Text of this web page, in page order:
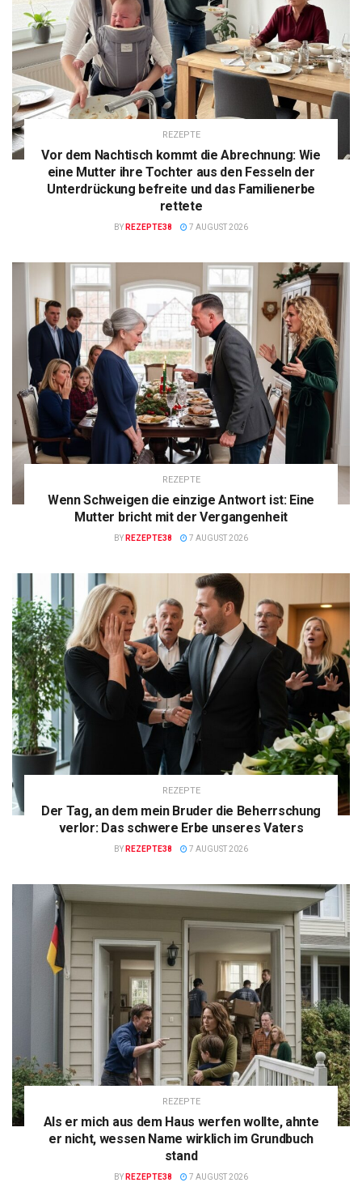
REZEPTE
Vor dem Nachtisch kommt die Abrechnung: Wie
eine Mutter ihre Tochter aus den Fesseln der
Unterdrückung befreite und das Familienerbe
rettete
BY REZEPTE38 7 AUGUST 2026
REZEPTE
Wenn Schweigen die einzige Antwort ist: Eine
Mutter bricht mit der Vergangenheit
BY REZEPTE38 7 AUGUST 2026
REZEPTE
Der Tag, an dem mein Bruder die Beherrschung
verlor: Das schwere Erbe unseres Vaters
BY REZEPTE38 7 AUGUST 2026
REZEPTE
Als er mich aus dem Haus werfen wollte, ahnte
er nicht, wessen Name wirklich im Grundbuch
stand
BY REZEPTE38 7 AUGUST 2026